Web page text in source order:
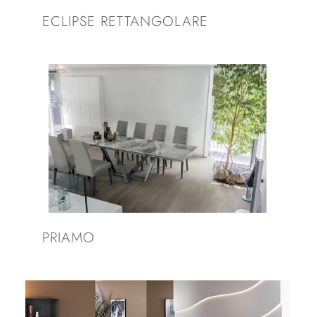
ECLIPSE RETTANGOLARE
PRIAMO